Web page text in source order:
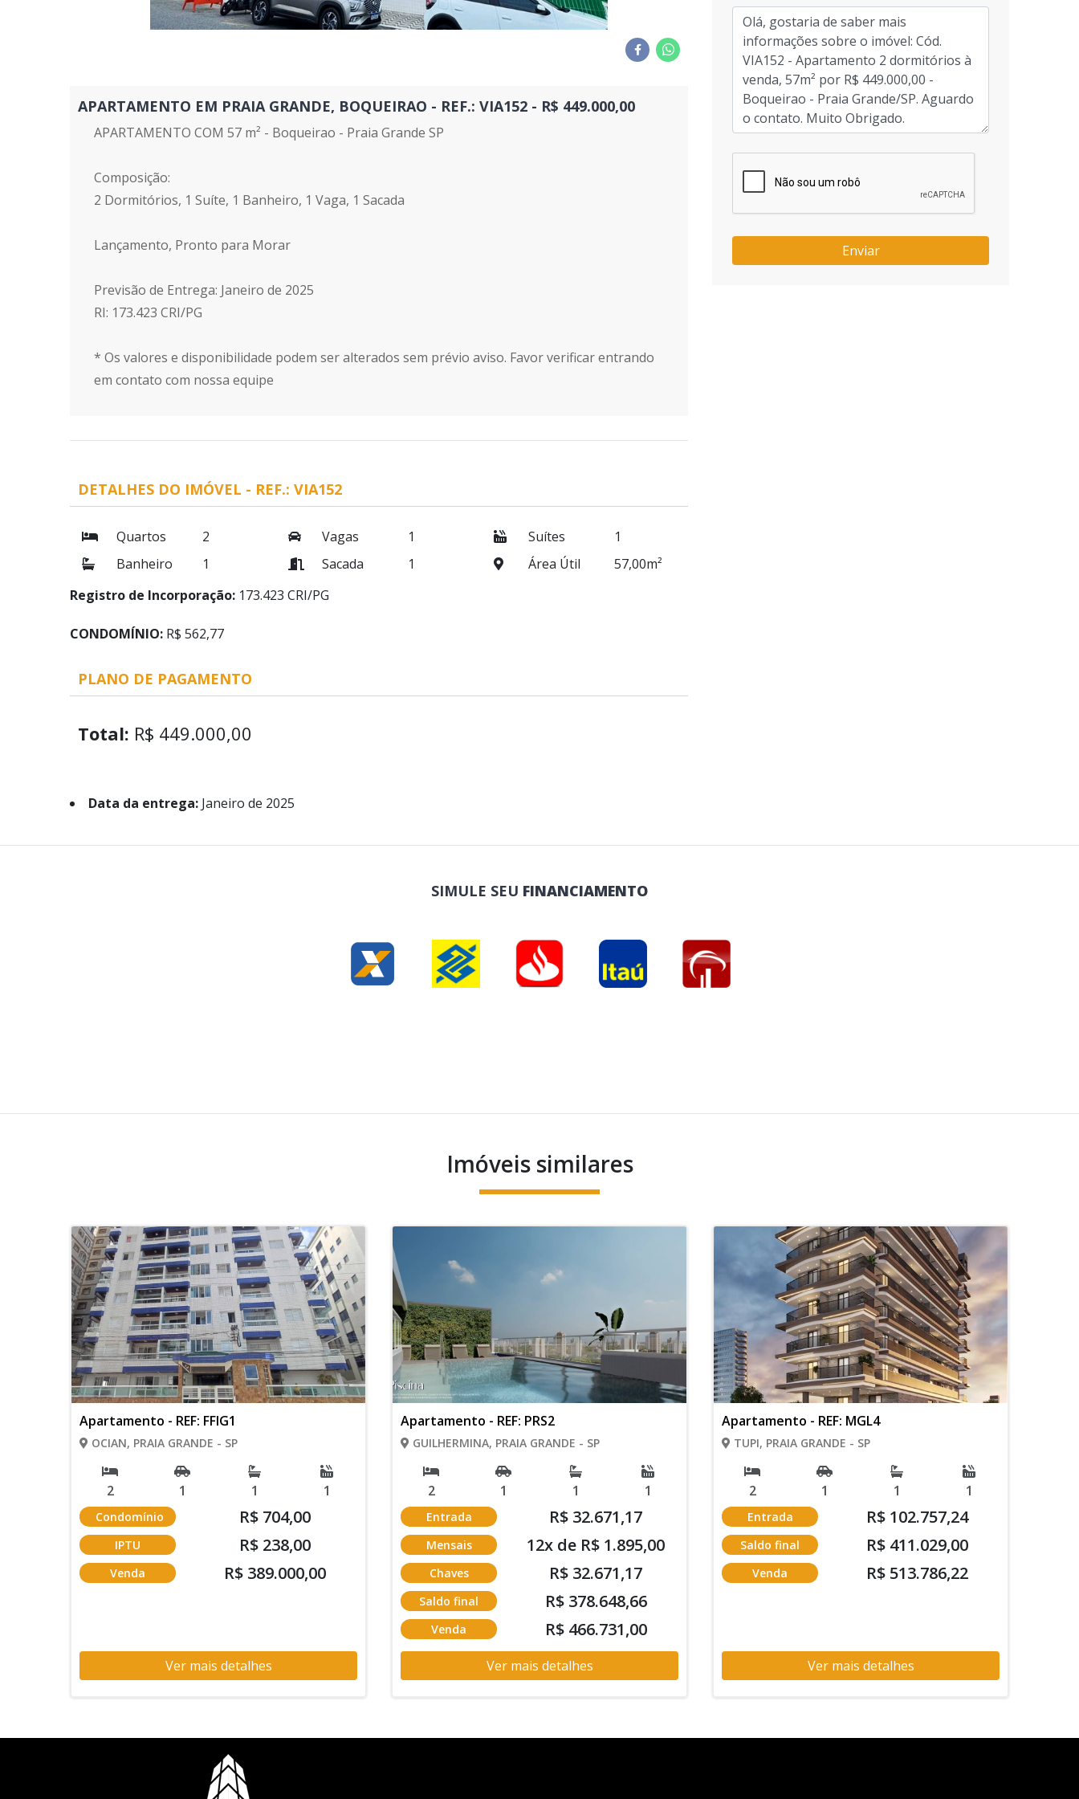
APARTAMENTO EM PRAIA GRANDE, BOQUEIRAO - REF.: VIA152 - R$ 449.000,00
APARTAMENTO COM 57 m² - Boqueirao - Praia Grande SP
Composição:
2 Dormitórios, 1 Suíte, 1 Banheiro, 1 Vaga, 1 Sacada
Lançamento, Pronto para Morar
Previsão de Entrega: Janeiro de 2025
RI: 173.423 CRI/PG
* Os valores e disponibilidade podem ser alterados sem prévio aviso. Favor verificar entrando
em contato com nossa equipe
DETALHES DO IMÓVEL - REF.: VIA152
Quartos 2 Vagas 1 Suítes
1
Banheiro
1 Sacada 1 Área Útil
57,00m²
Registro de Incorporação: 173.423 CRI/PG
CONDOMÍNIO: R$ 562,77
PLANO DE PAGAMENTO
Total: R$ 449.000,00
Data da entrega: Janeiro de 2025
Enviar
SIMULE SEU FINANCIAMENTO
Imóveis similares
Apartamento - REF: FFIG1
OCIAN, PRAIA GRANDE - SP
2 1 1 1
Condomínio R$ 704,00
IPTU R$ 238,00
Venda R$ 389.000,00
Ver mais detalhes
Apartamento - REF: PRS2
GUILHERMINA, PRAIA GRANDE - SP
2 1 1 1
Entrada R$ 32.671,17
Mensais 12x de R$ 1.895,00
Chaves R$ 32.671,17
Saldo final R$ 378.648,66
Venda R$ 466.731,00
Ver mais detalhes
Apartamento - REF: MGL4
TUPI, PRAIA GRANDE - SP
2 1 1 1
Entrada R$ 102.757,24
Saldo final R$ 411.029,00
Venda R$ 513.786,22
Ver mais detalhes